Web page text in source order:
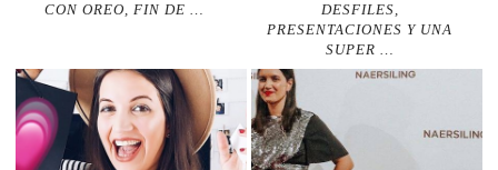
CON OREO, FIN DE …
DESFILES,
PRESENTACIONES Y UNA
SUPER …